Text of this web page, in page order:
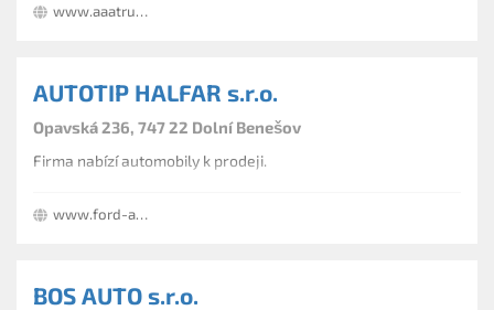
www.aaatruck.cz
AUTOTIP HALFAR s.r.o.
Opavská 236, 747 22 Dolní Benešov
Firma nabízí automobily k prodeji.
www.ford-autotip.cz
BOS AUTO s.r.o.